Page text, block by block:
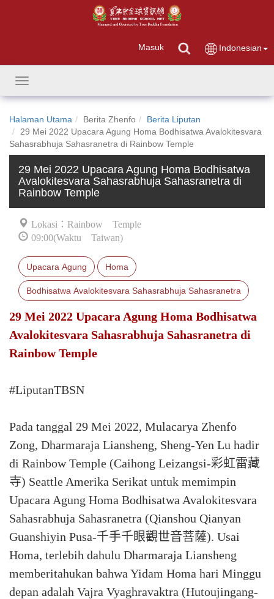
Masuk Indonesian
Toggle
navigation
Halaman Utama Berita Zhenfo
Berita Liputan
29 Mei 2022 Upacara Agung Homa Bodhisatwa Avalokitesvara
Sahasrabhuja Sahasranetra di Rainbow Temple
29 Mei 2022 Upacara Agung Homa Bodhisatwa
Avalokitesvara Sahasrabhuja Sahasranetra di
Rainbow Temple
Lokasi：Rainbow Temple
09:00(Waktu Taiwan)
Upacara Agung Homa
Bodhisatwa Avalokitesvara Sahasrabhuja Sahasranetra
29 Mei 2022 Upacara Agung Homa Bodhisatwa
Avalokitesvara Sahasrabhuja Sahasranetra di
Rainbow Temple
#LiputanTBSN
Pada tanggal 29 Mei 2022, Mulacarya Zhenfo
Zong, Dharmaraja Liansheng, Sheng-Yen Lu hadir
di Rainbow Temple (Caihong Leizangsi-彩虹雷藏
寺) Seattle Amerika Serikat untuk memimpin
Upacara Agung Homa Bodhisatwa Avalokitesvara
Sahasrabhuja Sahasranetra (Qianshou Qianyan
Guanshiyin Pusa-千手千眼觀世音菩薩). Usai
Homa, terlebih dahulu Dharmaraja Liansheng
memberitahukan bahwa Yidam Homa hari Minggu
depan adalah Vajra Vyaghravaktra (Hutoujingang-